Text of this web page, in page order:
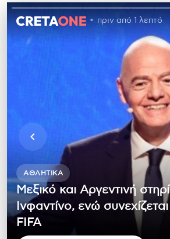
πριν από 1 λεπτό
ΑΘΛΗΤΙΚΆ
Μεξικό και Αργεντινή
Ινφαντίνο, ενώ
FIFA